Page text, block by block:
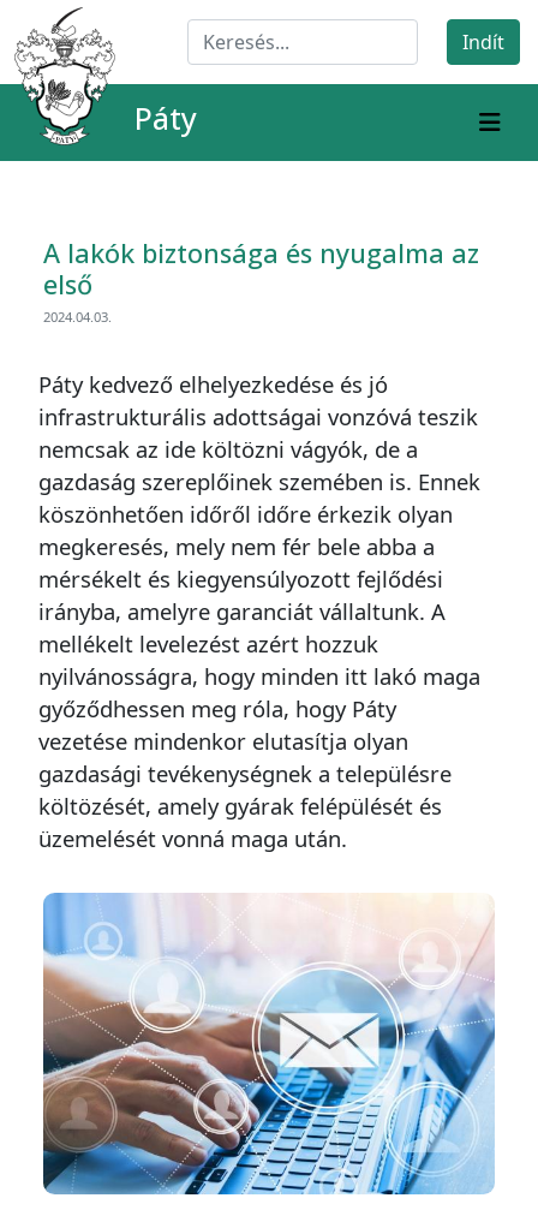
Páty
A lakók biztonsága és nyugalma az
első
2024.04.03.
Páty kedvező elhelyezkedése és jó
infrastrukturális adottságai vonzóvá teszik
nemcsak az ide költözni vágyók, de a
gazdaság szereplőinek szemében is. Ennek
köszönhetően időről időre érkezik olyan
megkeresés, mely nem fér bele abba a
mérsékelt és kiegyensúlyozott fejlődési
irányba, amelyre garanciát vállaltunk. A
mellékelt levelezést azért hozzuk
nyilvánosságra, hogy minden itt lakó maga
győződhessen meg róla, hogy Páty
vezetése mindenkor elutasítja olyan
gazdasági tevékenységnek a településre
költözését, amely gyárak felépülését és
üzemelését vonná maga után.